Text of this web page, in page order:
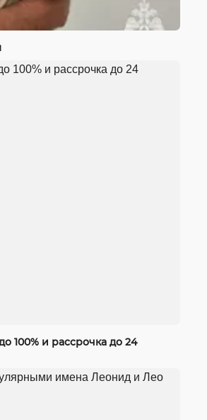
100% и рассрочка до 24